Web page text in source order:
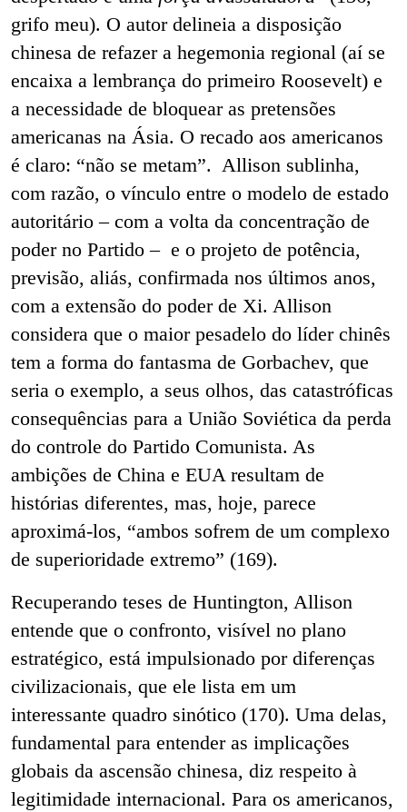
grifo meu). O autor delineia a disposição
chinesa de refazer a hegemonia regional (aí se
encaixa a lembrança do primeiro Roosevelt) e
a necessidade de bloquear as pretensões
americanas na Ásia. O recado aos americanos
é claro: “não se metam”. Allison sublinha,
com razão, o vínculo entre o modelo de estado
autoritário – com a volta da concentração de
poder no Partido – e o projeto de potência,
previsão, aliás, confirmada nos últimos anos,
com a extensão do poder de Xi. Allison
considera que o maior pesadelo do líder chinês
tem a forma do fantasma de Gorbachev, que
seria o exemplo, a seus olhos, das catastróficas
consequências para a União Soviética da perda
do controle do Partido Comunista. As
ambições de China e EUA resultam de
histórias diferentes, mas, hoje, parece
aproximá-los, “ambos sofrem de um complexo
de superioridade extremo” (169).
Recuperando teses de Huntington, Allison
entende que o confronto, visível no plano
estratégico, está impulsionado por diferenças
civilizacionais, que ele lista em um
interessante quadro sinótico (170). Uma delas,
fundamental para entender as implicações
globais da ascensão chinesa, diz respeito à
legitimidade internacional. Para os americanos,